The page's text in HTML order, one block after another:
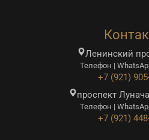
Ленинский
Телефон |
+7 (921)
проспект
Телефон |
+7 (921)